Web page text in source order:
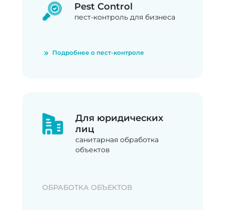
Pest Control
пест-контроль для бизнеса
Подробнее о пест-контроле
Для юридических
лиц
санитарная обработка
объектов
ОБРАБОТКА ОБЪЕКТОВ